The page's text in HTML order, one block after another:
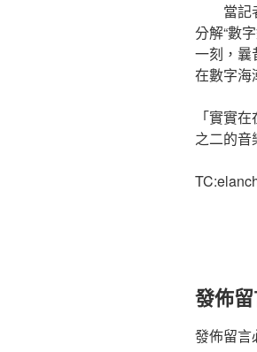
當記
分解“數
一刻，曩
在數字海
「實實
之二的音
發佈
發佈留言